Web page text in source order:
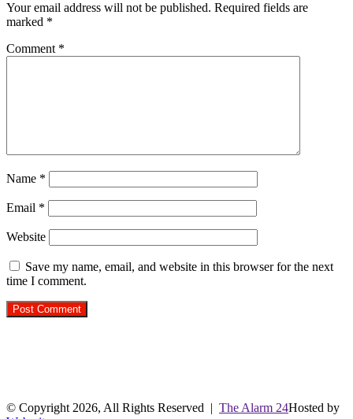
Your email address will not be published. Required fields are
marked *
Comment *
Name *
Email *
Website
Save my name, email, and website in this browser for the next
time I comment.
© Copyright 2026, All Rights Reserved | The Alarm 24Hosted by